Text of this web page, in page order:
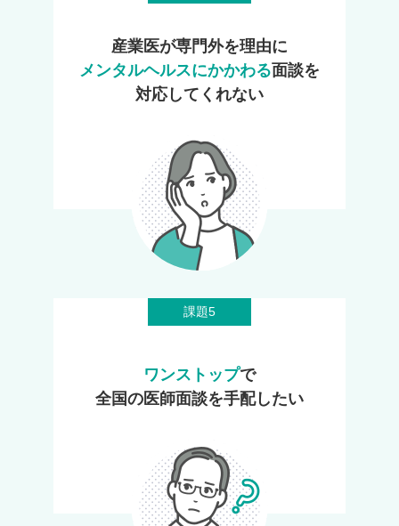
産業医が専門外を理由に
メンタルヘルスにかかわる面談を
対応してくれない
課題5
ワンストップで
全国の医師面談を手配したい